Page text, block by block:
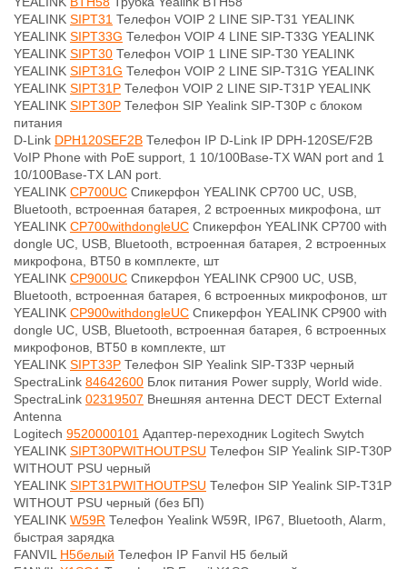
YEALINK SIPT31 Телефон VOIP 2 LINE SIP-T31 YEALINK
YEALINK SIPT33G Телефон VOIP 4 LINE SIP-T33G YEALINK
YEALINK SIPT30 Телефон VOIP 1 LINE SIP-T30 YEALINK
YEALINK SIPT31G Телефон VOIP 2 LINE SIP-T31G YEALINK
YEALINK SIPT31P Телефон VOIP 2 LINE SIP-T31P YEALINK
YEALINK SIPT30P Телефон SIP Yealink SIP-T30P с блоком
питания
D-Link DPH120SEF2B Телефон IP D-Link IP DPH-120SE/F2B
VoIP Phone with PoE support, 1 10/100Base-TX WAN port and 1
10/100Base-TX LAN port.
YEALINK CP700UC Спикерфон YEALINK CP700 UC, USB,
Bluetooth, встроенная батарея, 2 встроенных микрофона, шт
YEALINK CP700withdongleUC Спикерфон YEALINK CP700 with
dongle UC, USB, Bluetooth, встроенная батарея, 2 встроенных
микрофона, BT50 в комплекте, шт
YEALINK CP900UC Спикерфон YEALINK CP900 UC, USB,
Bluetooth, встроенная батарея, 6 встроенных микрофонов, шт
YEALINK CP900withdongleUC Спикерфон YEALINK CP900 with
dongle UC, USB, Bluetooth, встроенная батарея, 6 встроенных
микрофонов, BT50 в комплекте, шт
YEALINK SIPT33P Телефон SIP Yealink SIP-T33P черный
SpectraLink 84642600 Блок питания Power supply, World wide.
SpectraLink 02319507 Внешняя антенна DECT DECT External
Antenna
Logitech 9520000101 Адаптер-переходник Logitech Swytch
YEALINK SIPT30PWITHOUTPSU Телефон SIP Yealink SIP-T30P
WITHOUT PSU черный
YEALINK SIPT31PWITHOUTPSU Телефон SIP Yealink SIP-T31P
WITHOUT PSU черный (без БП)
YEALINK W59R Телефон Yealink W59R, IP67, Bluetooth, Alarm,
быстрая зарядка
FANVIL H5белый Телефон IP Fanvil H5 белый